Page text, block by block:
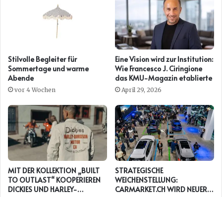
Stilvolle Begleiter für
Sommertage und warme
Abende
vor 4 Wochen
Eine Vision wird zur Institution:
Wie Francesco J. Ciringione
das KMU-Magazin etablierte
April 29, 2026
MIT DER KOLLEKTION „BUILT
TO OUTLAST“ KOOPERIEREN
DICKIES UND HARLEY-
STRATEGISCHE
WEICHENSTELLUNG:
CARMARKET.CH WIRD NEUER